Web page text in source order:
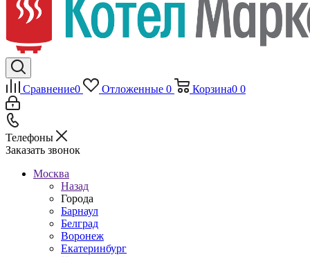
Сравнение0 Отложенные 0 Корзина0 0
Телефоны
Заказать звонок
Москва
Назад
Города
Барнаул
Белград
Воронеж
Екатеринбург